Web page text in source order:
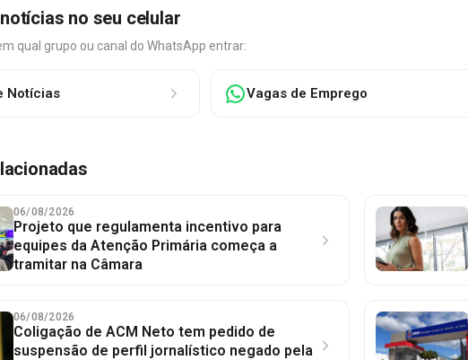
no seu celular
qual grupo ou canal do WhatsApp entrar:
Notícias Vagas de Emprego
06/08/2026
Projeto que regulamenta incentivo para
equipes da Atenção Primária começa a
tramitar na Câmara
06/08/2026
Coligação de ACM Neto tem pedido de
suspensão de perfil jornalístico negado pela